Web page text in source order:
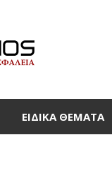
ΕΙΔΙΚΆ ΘΈΜΑΤΑ